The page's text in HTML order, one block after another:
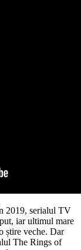
2019, serialul TV
iar ultimul mare
știre veche. Dar
The Rings of